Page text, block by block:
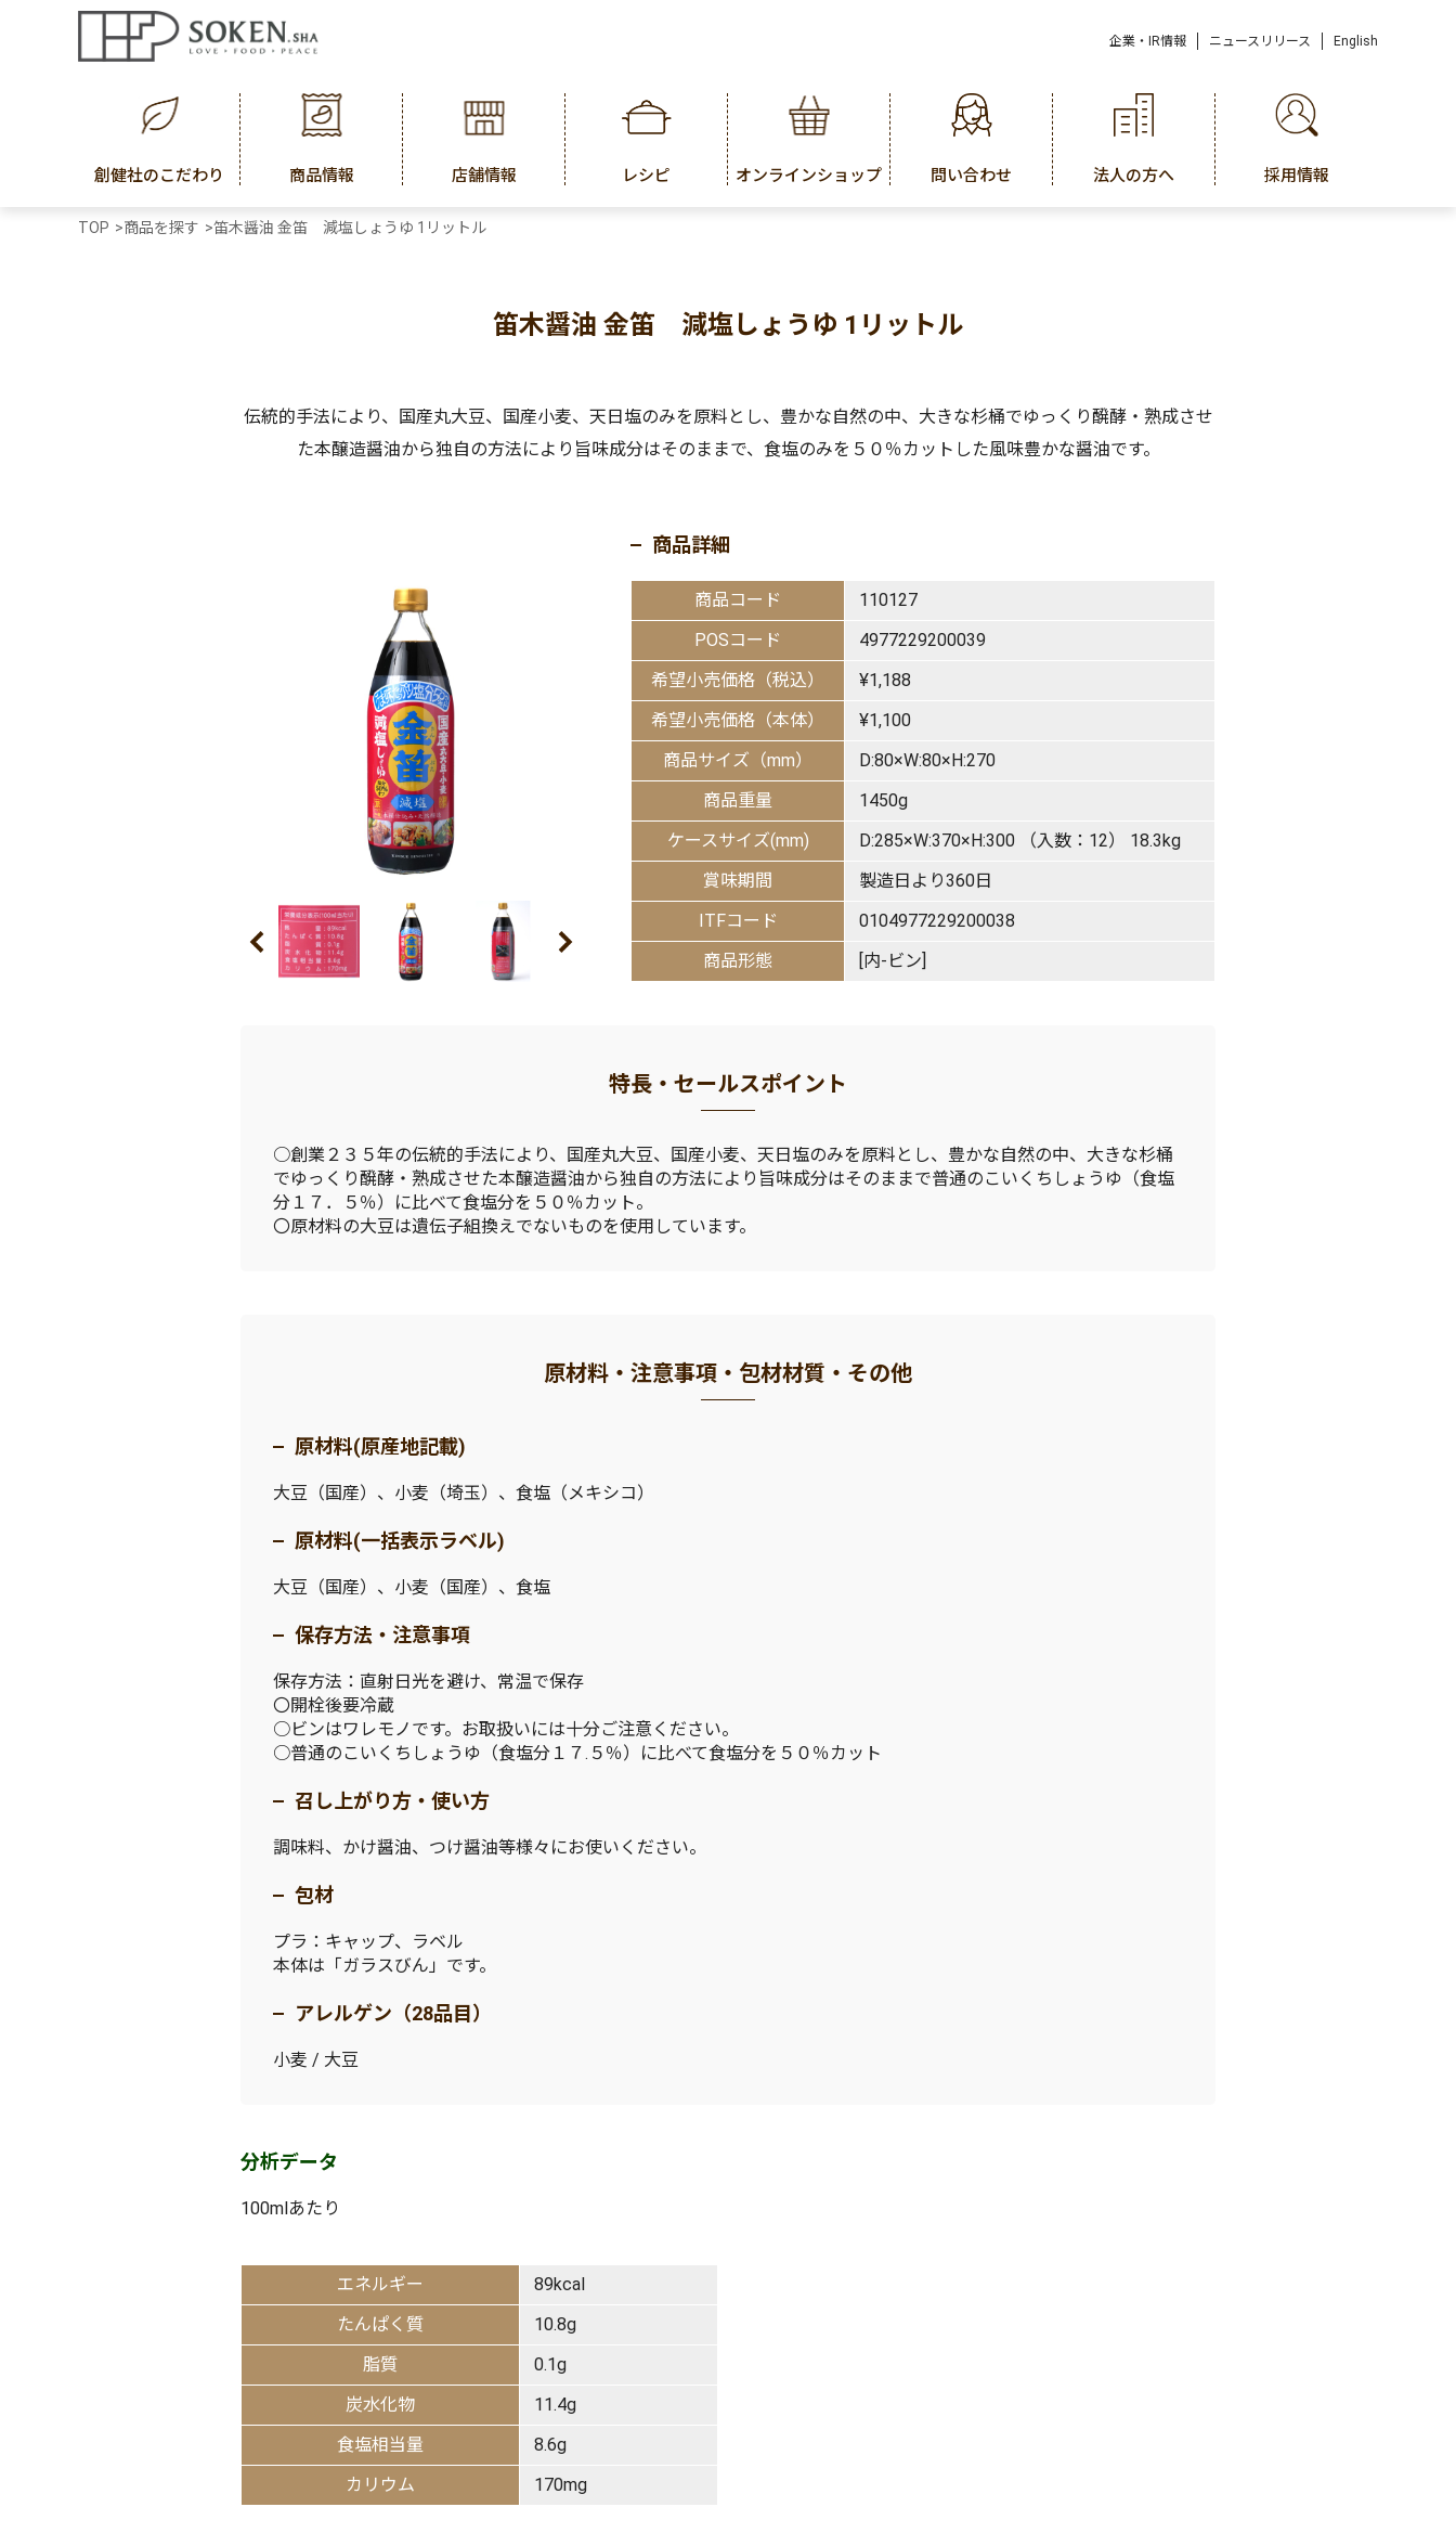
企業・IR情報 ニュースリリース English
創健社のこだわり 商品情報 店舗情報 レシピ オンラインショップ 問い合わせ 法人の方へ 採用情報
TOP >商品を探す >笛木醤油 金笛 減塩しょうゆ 1リットル
笛木醤油 金笛 減塩しょうゆ 1リットル
伝統的手法により、国産丸大豆、国産小麦、天日塩のみを原料とし、豊かな自然の中、大きな杉桶でゆっくり醗酵・熟成させ
た本醸造醤油から独自の方法により旨味成分はそのままで、食塩のみを５０％カットした風味豊かな醤油です。
商品詳細
商品コード
110127
POSコード
4977229200039
希望小売価格（税込）
¥1,188
希望小売価格（本体）
¥1,100
商品サイズ（mm）
D:80×W:80×H:270
商品重量
1450g
ケースサイズ(mm)
D:285×W:370×H:300 （入数：12） 18.3kg
賞味期間
製造日より360日
ITFコード
0104977229200038
商品形態
[内-ビン]
特長・セールスポイント
○創業２３５年の伝統的手法により、国産丸大豆、国産小麦、天日塩のみを原料とし、豊かな自然の中、大きな杉桶
でゆっくり醗酵・熟成させた本醸造醤油から独自の方法により旨味成分はそのままで普通のこいくちしょうゆ（食塩
分１７．５％）に比べて食塩分を５０％カット。
〇原材料の大豆は遺伝子組換えでないものを使用しています。
原材料・注意事項・包材材質・その他
原材料(原産地記載)
大豆（国産）、小麦（埼玉）、食塩（メキシコ）
原材料(一括表示ラベル)
大豆（国産）、小麦（国産）、食塩
保存方法・注意事項
保存方法：直射日光を避け、常温で保存
〇開栓後要冷蔵
○ビンはワレモノです。お取扱いには十分ご注意ください。
○普通のこいくちしょうゆ（食塩分１７.５％）に比べて食塩分を５０％カット
召し上がり方・使い方
調味料、かけ醤油、つけ醤油等様々にお使いください。
包材
プラ：キャップ、ラベル
本体は「ガラスびん」です。
アレルゲン（28品目）
小麦 / 大豆
分析データ
100mlあたり
エネルギー
89kcal
たんぱく質
10.8g
脂質
0.1g
炭水化物
11.4g
食塩相当量
8.6g
カリウム
170mg